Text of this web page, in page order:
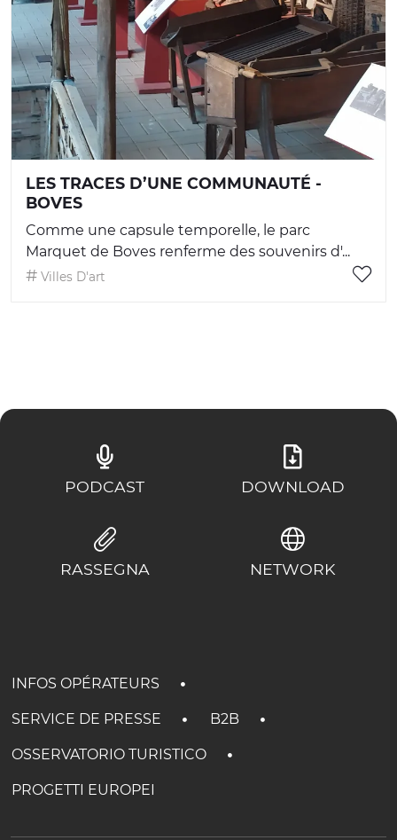
LES TRACES D’UNE COMMUNAUTÉ -
BOVES
Comme une capsule temporelle, le parc
Marquet de Boves renferme des souvenirs d'...
Villes D'art
PODCAST DOWNLOAD
RASSEGNA NETWORK
INFOS OPÉRATEURS
SERVICE DE PRESSE B2B
OSSERVATORIO TURISTICO
PROGETTI EUROPEI